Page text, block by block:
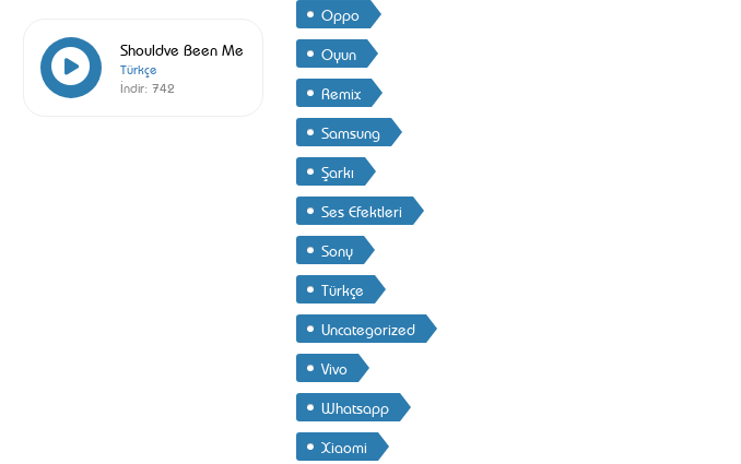
Shouldve Been Me
Türkçe
İndir: 742
Oppo
Oyun
Remix
Samsung
Şarkı
Ses Efektleri
Sony
Türkçe
Uncategorized
Vivo
Whatsapp
Xiaomi